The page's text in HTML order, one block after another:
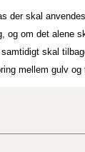
der skal
og om det alene
skal
mellem gulv og